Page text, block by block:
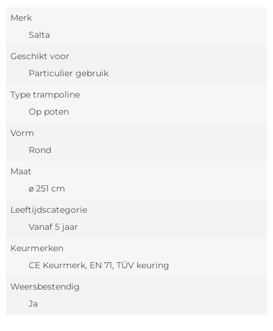
Merk
Salta
Geschikt voor
Particulier gebruik
Type trampoline
Op poten
Vorm
Rond
Maat
⌀ 251 cm
Leeftijdscategorie
Vanaf 5 jaar
Keurmerken
CE Keurmerk, EN 71, TÜV keuring
Weersbestendig
Ja